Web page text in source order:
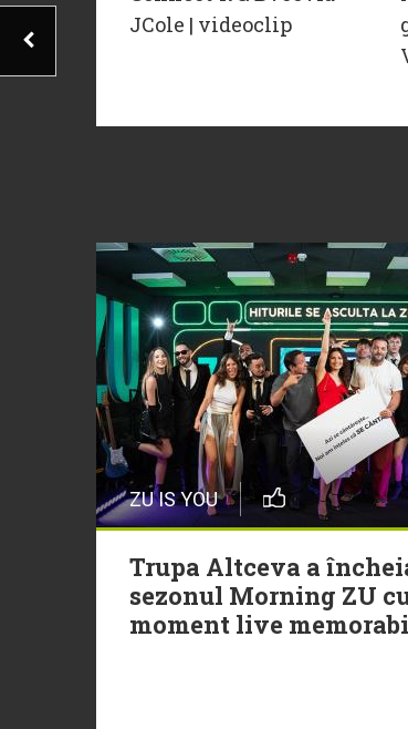
JCole | videoclip
ZU IS YOU
Trupa Altceva a
sezonul Morning ZU
moment live